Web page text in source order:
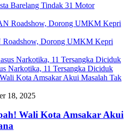
Barelang Tindak 31 Motor
Dorong UMKM Kepri
Narkotika, 11 Tersangka Diciduk
18, 2025
Wali Kota Amsakar Akui